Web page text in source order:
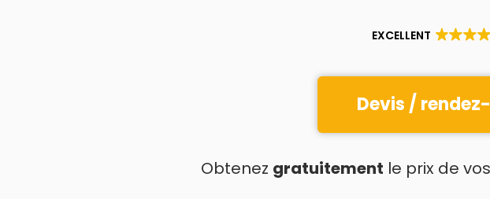
EXCELLENT
Devis /
Obtenez gratuitement le prix de